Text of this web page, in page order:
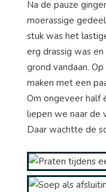
Na de pauze
moerassige
stuk was het
erg drassig was
grond vandaan.
maken met een
Om ongeveer half
liepen we naar de
Daar wachtte de